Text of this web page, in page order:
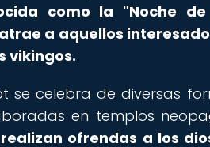
como la "Noche
a aquellos
vikingos.
se celebra de diversas
en templos
ofrendas a los